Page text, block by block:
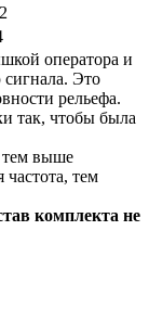
оператора и
Это
рельефа.
так, чтобы была
тем выше
тем
комплекта не